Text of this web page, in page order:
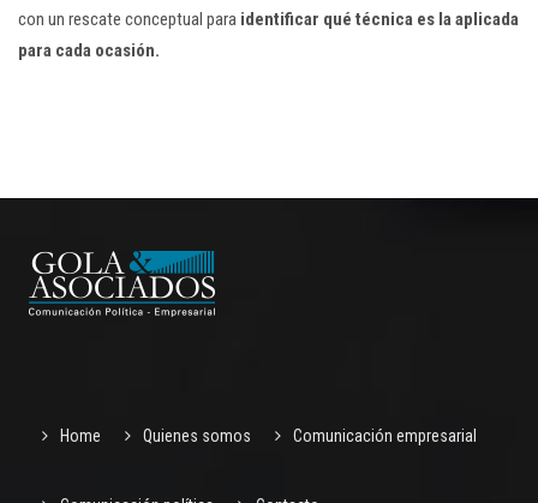
con un rescate conceptual para identificar qué técnica es la aplicada
para cada ocasión.
Home Quienes somos Comunicación empresarial